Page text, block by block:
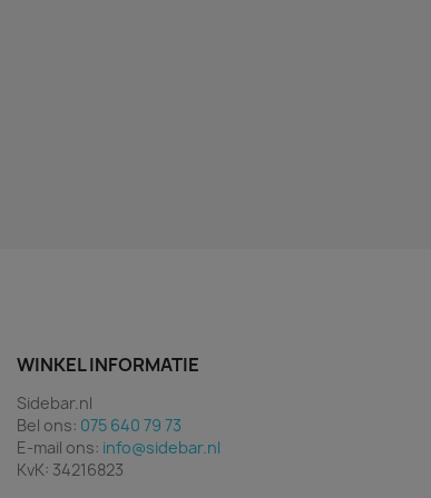
WINKEL INFORMATIE
Sidebar.nl
Bel ons: 075 640 79 73
E-mail ons: info@sidebar.nl
KvK: 34216823